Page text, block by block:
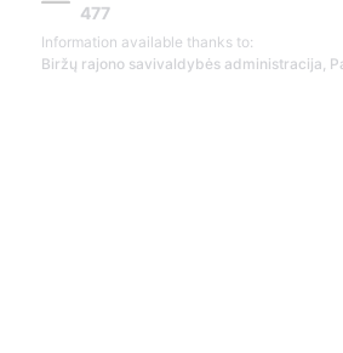
477
Information available thanks to:
Biržų rajono savivaldybės administracija,